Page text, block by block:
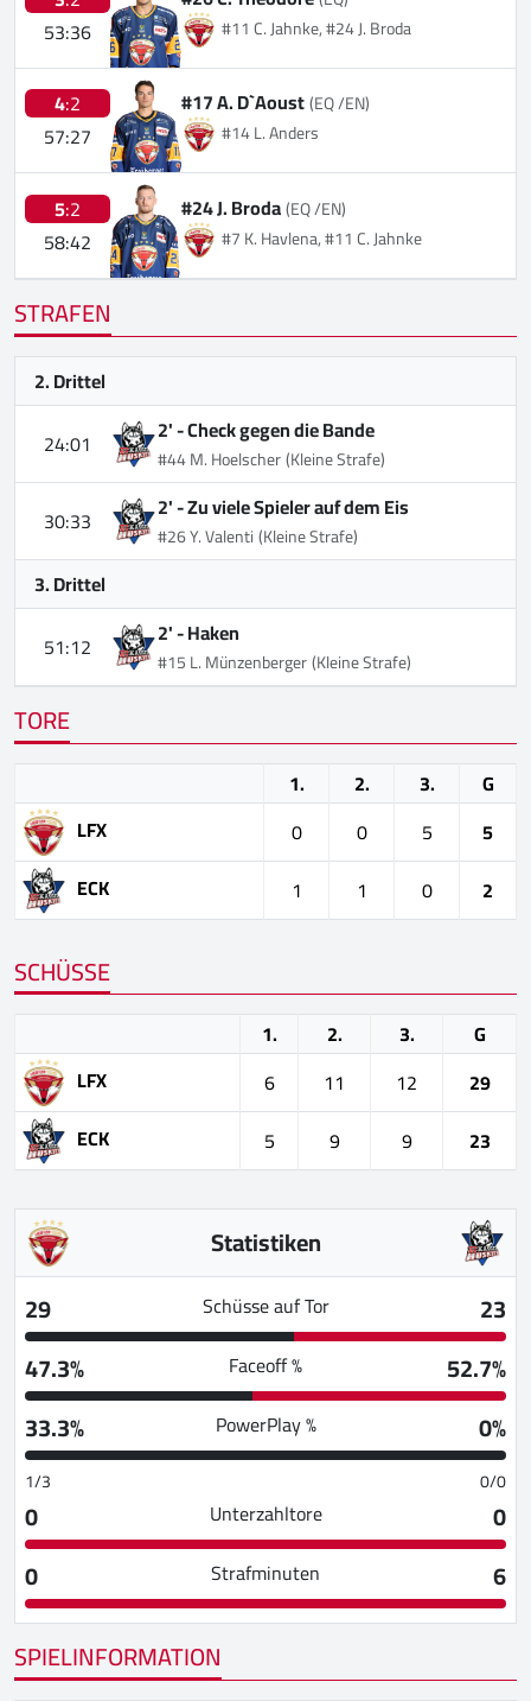
53:36
#11 C. Jahnke, #24 J. Broda
4:2
57:27
#17 A. D`Aoust(EQ /EN)
#14 L. Anders
5:2
58:42
#24 J. Broda(EQ /EN)
#7 K. Havlena, #11 C. Jahnke
STRAFEN
2. Drittel
24:01
2' -Check gegen die Bande
#44 M. Hoelscher(Kleine Strafe)
30:33 2' -Zu viele Spieler auf dem Eis
#26 Y. Valenti(Kleine Strafe)
3. Drittel
51:12
2' -Haken
#15 L. Münzenberger(Kleine Strafe)
TORE
1. 2. 3.
G
LFX
0 0 5
5
ECK
1 1 0 2
SCHÜSSE
1. 2. 3.
G
LFX
6 11 12
29
ECK
5 9 9 23
Statistiken
29
Schüsse auf Tor
23
47.3%
Faceoff %
52.7%
33.3%
PowerPlay % 0%
1/3 0/0
0 Unterzahltore
0
0
Strafminuten
6
SPIELINFORMATION